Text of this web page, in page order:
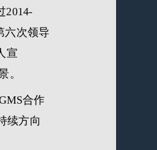
2014-
六次领导
宣
。
合作
续方向